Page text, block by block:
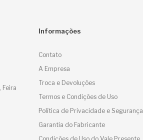
Feira
Informações
Contato
A Empresa
Troca e Devoluções
Termos e Condições de Uso
Política de Privacidade e Segurança
Garantia do Fabricante